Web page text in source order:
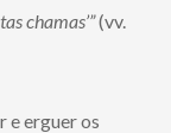
chamas’”(vv.
e erguer os